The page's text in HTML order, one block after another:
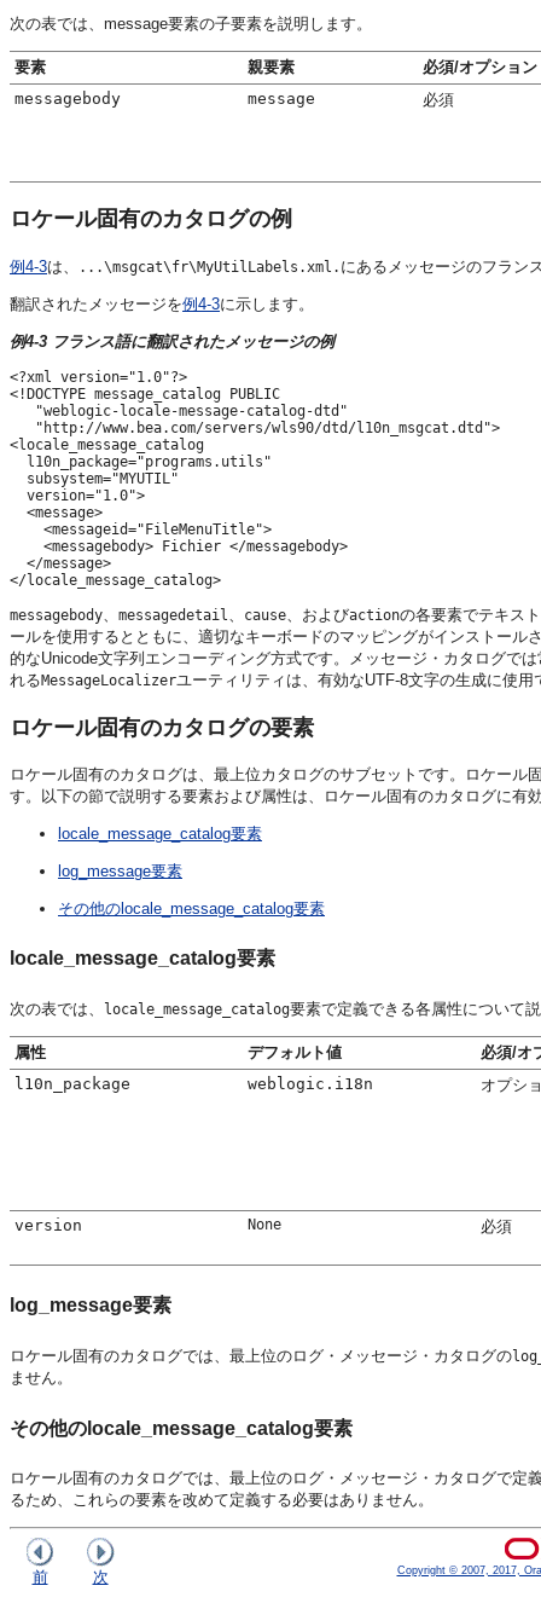
次の表では、message要素の子要素を説明します。
要素 親要素
必須/オプション
messagebody
message 必須
ロケール固有のカタログの例
例4-3は、 ...\msgcat\fr\MyUtilLabels.xml. にあるメッセージのフラン
翻訳されたメッセージを例4-3に示します。
例4-3 フランス語に翻訳されたメッセージの例
<?xml version="1.0"?>
<!DOCTYPE message_catalog PUBLIC
   "weblogic-locale-message-catalog-dtd"
   "http://www.bea.com/servers/wls90/dtd/l10n_msgcat.dtd">
<locale_message_catalog
  l10n_package="programs.utils"
  subsystem="MYUTIL"
  version="1.0">
  <message>
    <messageid="FileMenuTitle">
    <messagebody> Fichier </messagebody>
  </message>
messagebody messagedetail cause 、およびactionの各要素でテキス
ールを使用するとともに、適切なキーボードのマッピングがインストー
的なUnicode文字列エンコーディング方式です。メッセージ・カタログで
れるMessageLocalizerユーティリティは、有効なUTF-8文字の生成に使用
ロケール固有のカタログの要素
ロケール固有のカタログは、最上位カタログのサブセットです。ロケー
す。以下の節で説明する要素および属性は、ロケール固有のカタログに有
locale_message_catalog要素
log_message要素
その他のlocale_message_catalog要素
locale_message_catalog要素
次の表では、 locale_message_catalog要素で定義できる各属性について
属性 デフォルト値
必須/オ
l10n_package
weblogic.i18n オプシ
version None 必須
log_message要素
ロケール固有のカタログでは、最上位のログ・メッセージ・カタログの
ません。
その他のlocale_message_catalog要素
ロケール固有のカタログでは、最上位のログ・メッセージ・カタログで定
るため、これらの要素を改めて定義する必要はありません。
前 次 Copyright © 2007, 2017,